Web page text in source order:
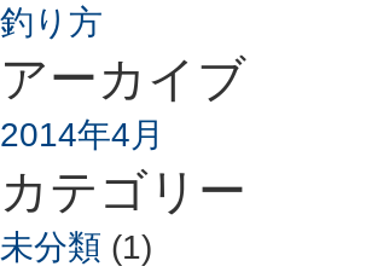
釣り方
アーカイブ
2014年4月
カテゴリー
未分類 (1)